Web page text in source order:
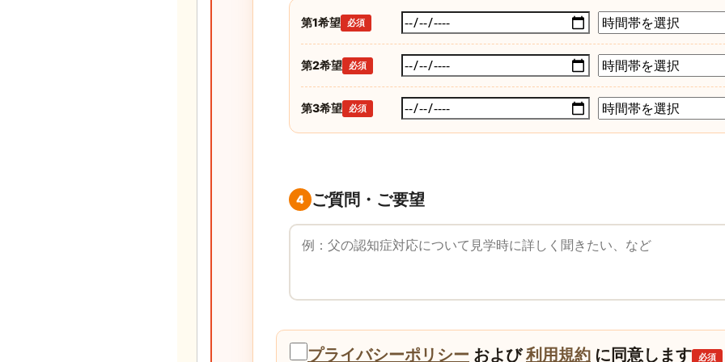
第1希望 必須
第2希望 必須
第3希望 必須
4 ご質問・ご要望
ご質問・ご要望
プライバシーポリシー および利用規約 に同意します 必須